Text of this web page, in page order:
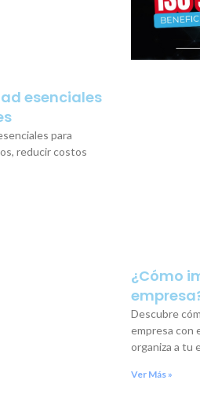
esenciales
para
reducir costos
¿Cómo
Descubre
empresa con
organiza a tu
Ver Más »